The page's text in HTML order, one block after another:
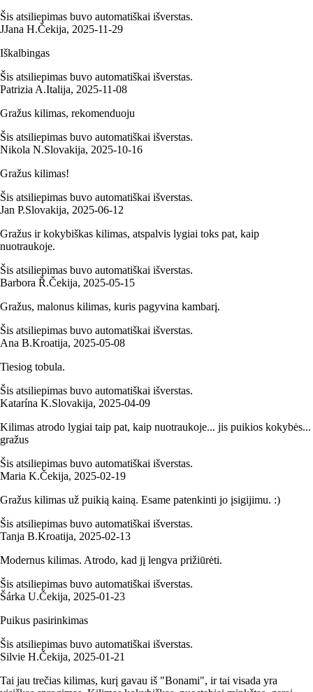
Šis atsiliepimas buvo automatiškai išverstas.
JJana H.Čekija, 2025‑11‑29
Iškalbingas
Šis atsiliepimas buvo automatiškai išverstas.
Patrizia A.Italija, 2025‑11‑08
Gražus kilimas, rekomenduoju
Šis atsiliepimas buvo automatiškai išverstas.
Nikola N.Slovakija, 2025‑10‑16
Gražus kilimas!
Šis atsiliepimas buvo automatiškai išverstas.
Jan P.Slovakija, 2025‑06‑12
Gražus ir kokybiškas kilimas, atspalvis lygiai toks pat, kaip
nuotraukoje.
Šis atsiliepimas buvo automatiškai išverstas.
Barbora Ř.Čekija, 2025‑05‑15
Gražus, malonus kilimas, kuris pagyvina kambarį.
Šis atsiliepimas buvo automatiškai išverstas.
Ana B.Kroatija, 2025‑05‑08
Tiesiog tobula.
Šis atsiliepimas buvo automatiškai išverstas.
Katarína K.Slovakija, 2025‑04‑09
Kilimas atrodo lygiai taip pat, kaip nuotraukoje... jis puikios kokybės...
gražus
Šis atsiliepimas buvo automatiškai išverstas.
Maria K.Čekija, 2025‑02‑19
Gražus kilimas už puikią kainą. Esame patenkinti jo įsigijimu. :)
Šis atsiliepimas buvo automatiškai išverstas.
Tanja B.Kroatija, 2025‑02‑13
Modernus kilimas. Atrodo, kad jį lengva prižiūrėti.
Šis atsiliepimas buvo automatiškai išverstas.
Šárka U.Čekija, 2025‑01‑23
Puikus pasirinkimas
Šis atsiliepimas buvo automatiškai išverstas.
Silvie H.Čekija, 2025‑01‑21
Tai jau trečias kilimas, kurį gavau iš "Bonami", ir tai visada yra